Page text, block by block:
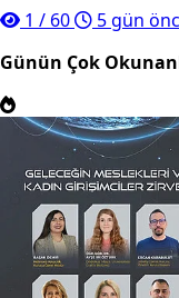
1 / 60
5 gün
Günün Çok